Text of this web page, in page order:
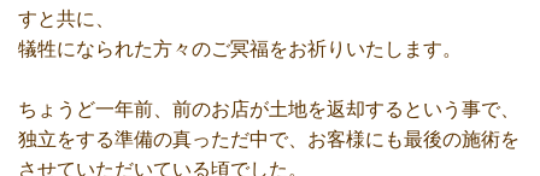
すと共に、
犠牲になられた方々のご冥福をお祈りいたします。
ちょうど一年前、前のお店が土地を返却するという事で、
独立をする準備の真っただ中で、お客様にも最後の施術を
させていただいている頃でした。